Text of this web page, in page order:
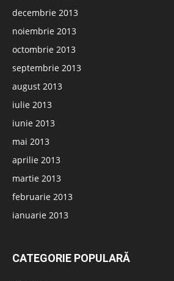
decembrie 2013
noiembrie 2013
octombrie 2013
septembrie 2013
august 2013
iulie 2013
iunie 2013
mai 2013
aprilie 2013
martie 2013
februarie 2013
ianuarie 2013
CATEGORIE POPULARĂ